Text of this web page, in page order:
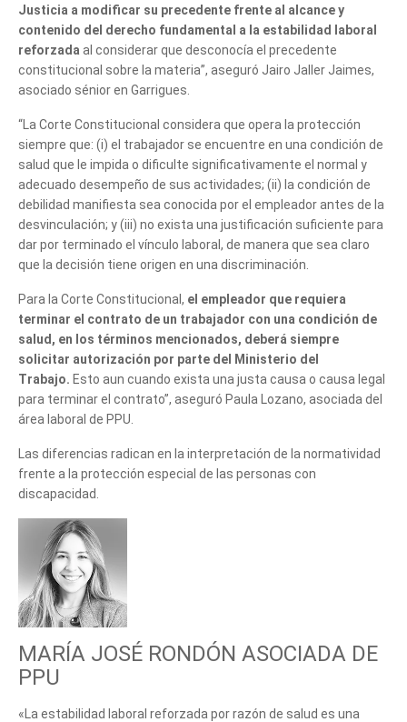
Justicia a modificar su precedente frente al alcance y
contenido del derecho fundamental a la estabilidad laboral
reforzada al considerar que desconocía el precedente
constitucional sobre la materia”, aseguró Jairo Jaller Jaimes,
asociado sénior en Garrigues.
“La Corte Constitucional considera que opera la protección
siempre que: (i) el trabajador se encuentre en una condición de
salud que le impida o dificulte significativamente el normal y
adecuado desempeño de sus actividades; (ii) la condición de
debilidad manifiesta sea conocida por el empleador antes de la
desvinculación; y (iii) no exista una justificación suficiente para
dar por terminado el vínculo laboral, de manera que sea claro
que la decisión tiene origen en una discriminación.
Para la Corte Constitucional, el empleador que requiera
terminar el contrato de un trabajador con una condición de
salud, en los términos mencionados, deberá siempre
solicitar autorización por parte del Ministerio del
Trabajo. Esto aun cuando exista una justa causa o causa legal
para terminar el contrato”, aseguró Paula Lozano, asociada del
área laboral de PPU.
Las diferencias radican en la interpretación de la normatividad
frente a la protección especial de las personas con
discapacidad.
MARÍA JOSÉ RONDÓN ASOCIADA DE
PPU
«La estabilidad laboral reforzada por razón de salud es una